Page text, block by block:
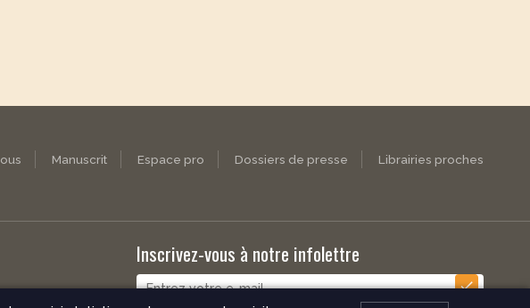
Manuscrit Espace pro Dossiers de presse Librairies proches
Inscrivez-vous à notre infolettre
check